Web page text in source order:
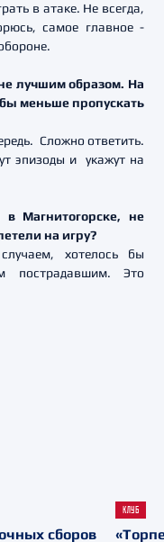
в атаке. Не всегда,
самое главное -
лучшим образом. На
меньше пропускать
Сложно ответить.
эпизоды и укажут на
Магнитогорске, не
на игру?
хотелось бы
пострадавшим. Это
сборов
КЛУБ